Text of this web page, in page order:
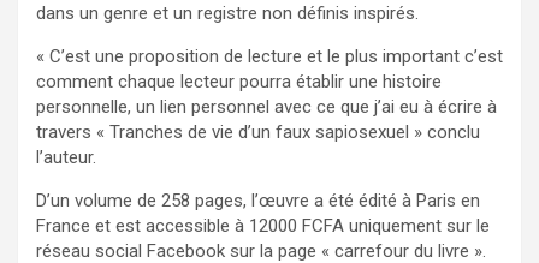
dans un genre et un registre non définis inspirés.
« C’est une proposition de lecture et le plus important c’est
comment chaque lecteur pourra établir une histoire
personnelle, un lien personnel avec ce que j’ai eu à écrire à
travers « Tranches de vie d’un faux sapiosexuel » conclu
l’auteur.
D’un volume de 258 pages, l’œuvre a été édité à Paris en
France et est accessible à 12000 FCFA uniquement sur le
réseau social Facebook sur la page « carrefour du livre ».